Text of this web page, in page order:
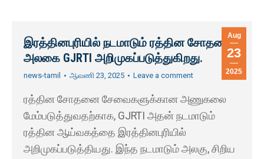
Aug
23
2025
இரத்தினபுரியில் நடமாடும் ரத்தின சோதனை
அலகை GJRTI அறிமுகப்படுத்துகிறது.
news-tamil ஆவணி 23, 2025 Leave a comment
ரத்தின சோதனை சேவைகளுக்கான அணுகலை
மேம்படுத்துவதற்காக, GJRTI அதன் நடமாடும்
ரத்தின ஆய்வகத்தை இரத்தினபுரியில்
அறிமுகப்படுத்தியது. இந்த நடமாடும் அலகு, சிறிய